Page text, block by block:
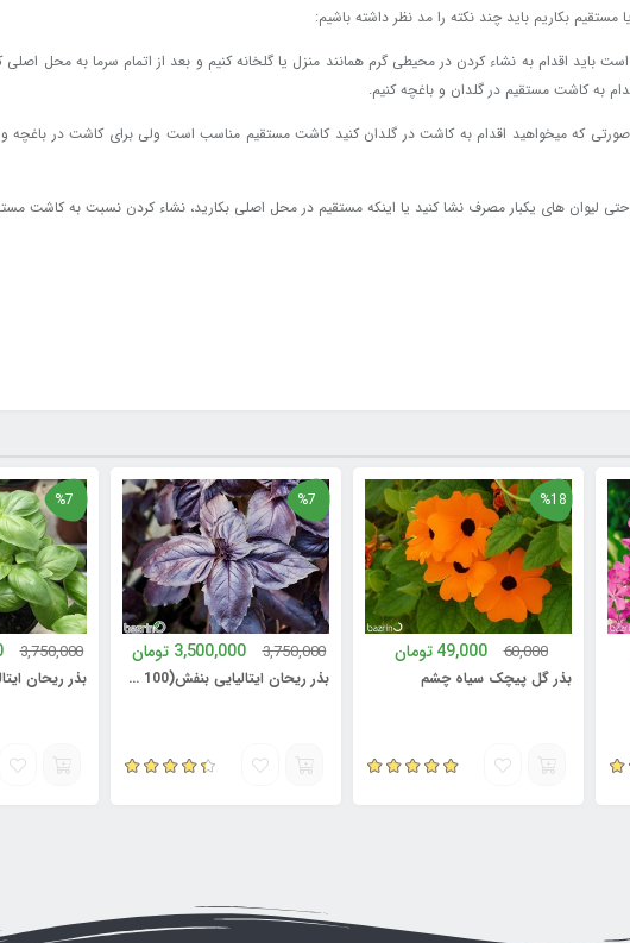
مستقیم بکاریم باید چند نکته را مد نظر داشته باشیم:
باید اقدام به نشاء کردن در محیطی گرم همانند منزل یا گلخانه کنیم و بعد از اتمام سرما به محل
به کاشت مستقیم در گلدان و باغچه کنیم.
که میخواهید اقدام به کاشت در گلدان کنید کاشت مستقیم مناسب است ولی برای کاشت در باغچه
حتی لیوان های یکبار مصرف نشا کنید یا اینکه مستقیم در محل اصلی بکارید، نشاء کردن نسبت به کاشت
60,000
49,000تومان
بذر گل پیچک سیاه چشم
3,750,000
3,500,000تومان
بذر ریحان ایتالیایی بنفش(100 گرمی)
3,750,000